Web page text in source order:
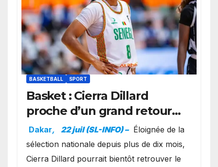
BASKETBALL SPORT
Basket : Cierra Dillard
proche d’un grand retour
avec les Lionnes ?
Dakar, 22 juil (SL-INFO) – Éloignée de la
sélection nationale depuis plus de dix mois,
Cierra Dillard pourrait bientôt retrouver le